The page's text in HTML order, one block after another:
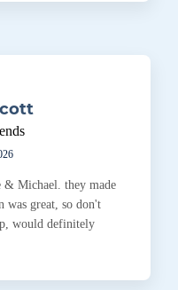
& Michael. they made
was great, so don't
would definitely